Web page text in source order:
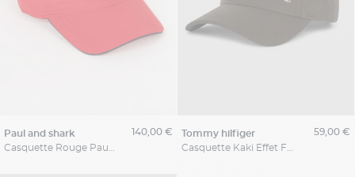
paul and shark
140,00 €
tommy hilfiger
59,00 €